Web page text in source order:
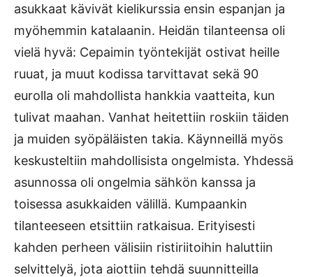
asukkaat kävivät kielikurssia ensin espanjan ja
myöhemmin katalaanin. Heidän tilanteensa oli
vielä hyvä: Cepaimin työntekijät ostivat heille
ruuat, ja muut kodissa tarvittavat sekä 90
eurolla oli mahdollista hankkia vaatteita, kun
tulivat maahan. Vanhat heitettiin roskiin täiden
ja muiden syöpäläisten takia. Käynneillä myös
keskusteltiin mahdollisista ongelmista. Yhdessä
asunnossa oli ongelmia sähkön kanssa ja
toisessa asukkaiden välillä. Kumpaankin
tilanteeseen etsittiin ratkaisua. Erityisesti
kahden perheen välisiin ristiriitoihin haluttiin
selvittelyä, jota aiottiin tehdä suunnitteilla